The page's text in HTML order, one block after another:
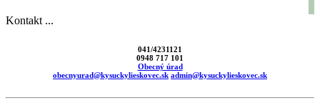
Kontakt ...
041/4231121
0948 717 101
Obecný úrad
obecnyurad@kysuckylieskovec.sk admin@kysuckylieskovec.sk